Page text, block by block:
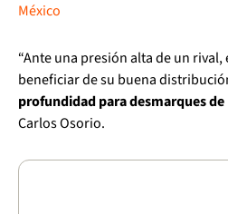
México
“Ante una presión alta de un
beneficiar de su buena
profundidad para desmarques
Carlos Osorio.